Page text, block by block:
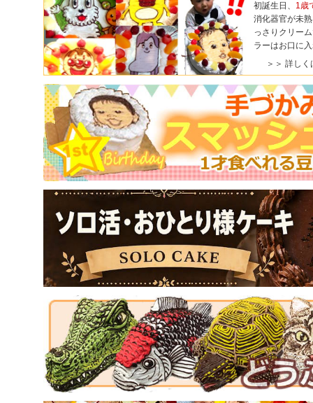
初誕生日、 1歳
消化器官が未
っさりクリー
ラーはお口に
＞＞ 詳しく